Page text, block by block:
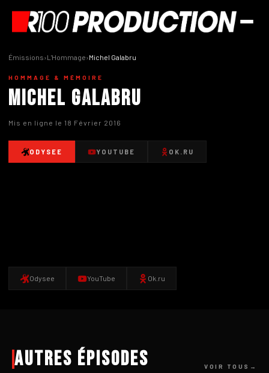
Émissions›L'Hommage›Michel Galabru
HOMMAGE & MÉMOIRE
Michel Galabru
Mis en ligne le 18 Février 2016
ODYSEE YOUTUBE OK.RU
Odysee YouTube Ok.ru
Autres épisodes VOIR TOUS